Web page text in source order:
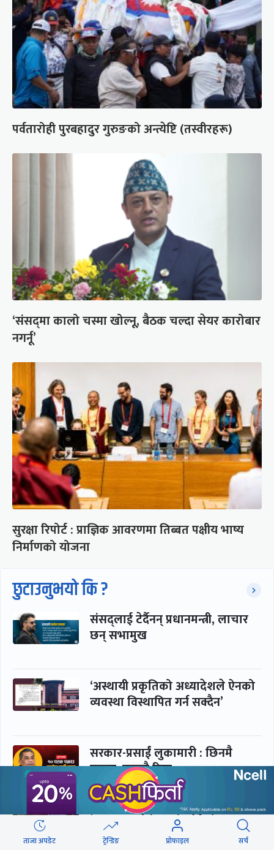
पर्वतारोही पुरबहादुर गुरुङको अन्त्येष्टि (तस्वीरहरू)
‘संसद्‍मा कालो चस्मा खोल्नू, बैठक चल्दा सेयर कारोबार
नगर्नू’
सुरक्षा रिपोर्ट : प्राज्ञिक आवरणमा तिब्बत पक्षीय भाष्य
निर्माणको योजना
छुटाउनुभयो कि ?
संसद्लाई टेर्दैनन् प्रधानमन्त्री, लाचार
छन् सभामुख
‘अस्थायी प्रकृतिको अध्यादेशले ऐनको
व्यवस्था विस्थापित गर्न सक्दैन’
सरकार-प्रसाईं लुकामारी : छिनमै
पक्राउ, तुरुन्तै रिहा
‘कामचलाउ’ नेतृत्वले थलियो स्वास्थ्य
क्षेत्र
ताजा अपडेट ट्रेन्डिङ प्रोफाइल सर्च